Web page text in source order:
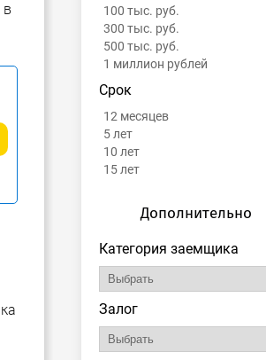
в
100 тыс. руб.
300 тыс. руб.
500 тыс. руб.
1 миллион рублей
Срок
12 месяцев
5 лет
10 лет
15 лет
Дополнительно
Категория заемщика
Залог